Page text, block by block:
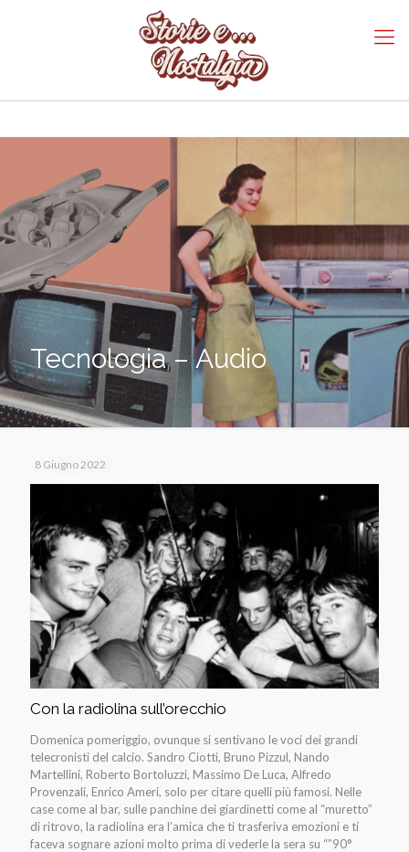
Tecnologia – Audio
8 Giugno 2022
Con la radiolina sull’orecchio
Domenica pomeriggio, ovunque si sentivano le voci dei grandi
telecronisti del calcio. Sandro Ciotti, Bruno Pizzul, Nando
Martellini, Roberto Bortoluzzi, Massimo De Luca, Alfredo
Provenzali, Enrico Ameri, solo per citare quelli più famosi. Nelle
case come al bar, sulle panchine dei giardinetti come al “muretto”
di ritrovo, la radiolina era l’amica che ti trasferiva emozioni e ti
faceva sognare azioni molto prima di vederle la sera su “”90°